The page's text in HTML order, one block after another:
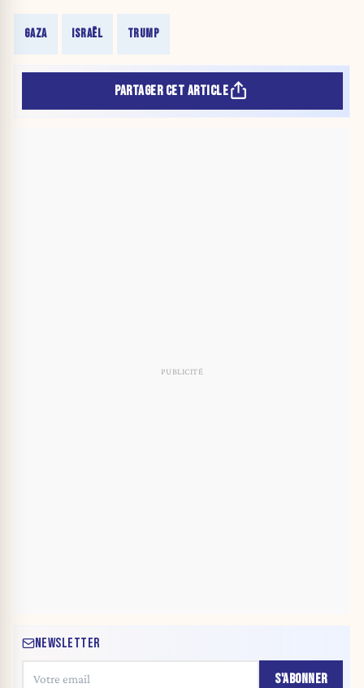
GAZA ISRAËL TRUMP
PARTAGER CET ARTICLE
NEWSLETTER
S'ABONNER